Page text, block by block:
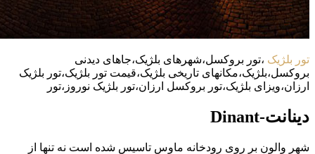
تور بلژیک ،تور بروکسل،شهرهای بلژیک،جاهای دیدنی
بروکسل،بلژیک،مکانهای تاریخی بلژیک،قیمت تور بلژیک،تور بلژیک
ارزان،ویزای بلژیک،تور بروکسل ارزان،تور بلژیک نوروز،تور
دینانت-Dinant
شهر والون بر روی رودخانه ماوس تاسیس شده است نه تنها از